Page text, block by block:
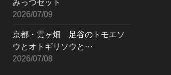
みっつセット
2026/07/09
京都・雲ヶ畑 足谷のトモエソ
ウとオトギリソウと⋯
2026/07/08